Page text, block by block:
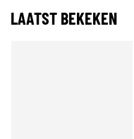
LAATST BEKEKEN